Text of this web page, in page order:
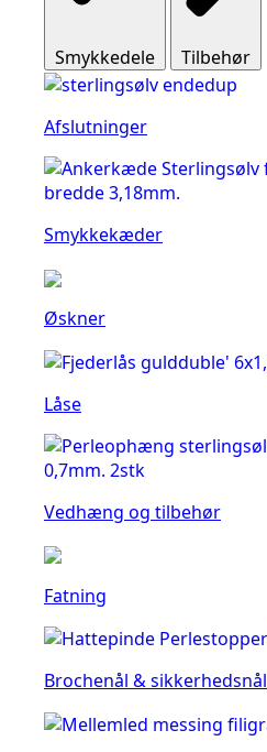
Smykkedele Tilbehør
Afslutninger
Smykkekæder
Øskner
Låse
Vedhæng og tilbehør
Fatning
Brochenål & sikkerhedsnål